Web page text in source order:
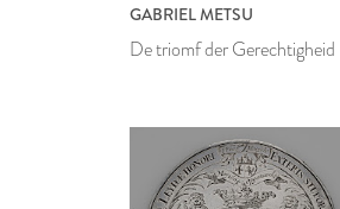
GABRIEL METSU
De triomf der Gerechtigheid